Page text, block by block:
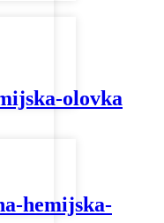
olovka
hemijska-